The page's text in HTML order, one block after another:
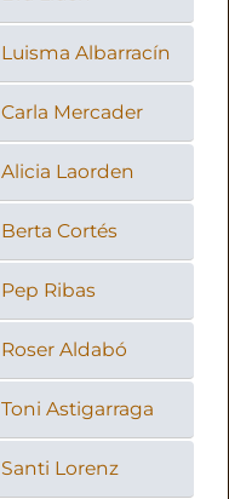
Luisma Albarracín
Carla Mercader
Alicia Laorden
Berta Cortés
Pep Ribas
Roser Aldabó
Toni Astigarraga
Santi Lorenz